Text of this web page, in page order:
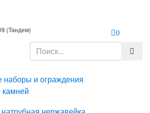
(Тандем) 0
наборы и ограждения
камней